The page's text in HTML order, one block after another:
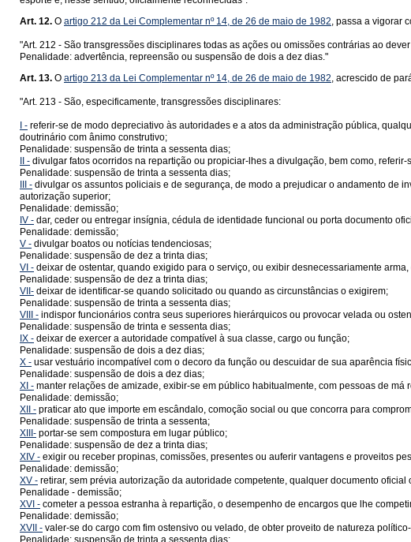
Art. 12. O artigo 212 da Lei Complementar nº 14, de 26 de maio de 1982, passa a vigorar
"Art. 212 - São transgressões disciplinares todas as ações ou omissões contrárias ao
Penalidade: advertência, repreensão ou suspensão de dois a dez dias."
Art. 13. O artigo 213 da Lei Complementar nº 14, de 26 de maio de 1982, acrescido de
"Art. 213 - São, especificamente, transgressões disciplinares:
I - referir-se de modo depreciativo às autoridades e a atos da administração pública,
doutrinário com ânimo construtivo;
Penalidade: suspensão de trinta a sessenta dias;
II - divulgar fatos ocorridos na repartição ou propiciar-lhes a divulgação, bem como,
Penalidade: suspensão de trinta a sessenta dias;
III - divulgar os assuntos policiais e de segurança, de modo a prejudicar o andamento de
autorização superior;
Penalidade: demissão;
IV - dar, ceder ou entregar insígnia, cédula de identidade funcional ou porta documento
Penalidade: demissão;
V - divulgar boatos ou notícias tendenciosas;
Penalidade: suspensão de dez a trinta dias;
VI - deixar de ostentar, quando exigido para o serviço, ou exibir desnecessariamente
Penalidade: suspensão de dez a trinta dias;
VII- deixar de identificar-se quando solicitado ou quando as circunstâncias o exigirem;
Penalidade: suspensão de trinta a sessenta dias;
VIII - indispor funcionários contra seus superiores hierárquicos ou provocar velada ou
Penalidade: suspensão de trinta e sessenta dias;
IX - deixar de exercer a autoridade compatível à sua classe, cargo ou função;
Penalidade: suspensão de dois a dez dias;
X - usar vestuário incompatível com o decoro da função ou descuidar de sua aparência
Penalidade: suspensão de dois a dez dias;
XI - manter relações de amizade, exibir-se em público habitualmente, com pessoas de má
Penalidade: demissão;
XII - praticar ato que importe em escândalo, comoção social ou que concorra para
Penalidade: suspensão de trinta a sessenta;
XIII- portar-se sem compostura em lugar público;
Penalidade: suspensão de dez a trinta dias;
XIV - exigir ou receber propinas, comissões, presentes ou auferir vantagens e proveitos
Penalidade: demissão;
XV - retirar, sem prévia autorização da autoridade competente, qualquer documento oficial
Penalidade - demissão;
XVI - cometer a pessoa estranha à repartição, o desempenho de encargos que lhe
Penalidade: demissão;
XVII - valer-se do cargo com fim ostensivo ou velado, de obter proveito de natureza
Penalidade: suspensão de trinta a sessenta dias;